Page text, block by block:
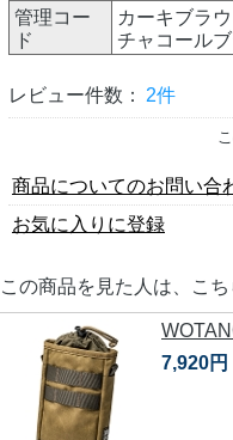
管理コー
ド
カーキブラ
チャコール
レビュー件数： 2件
商品についてのお問い合
お気に入りに登録
この商品を見た人は、こ
7,920円